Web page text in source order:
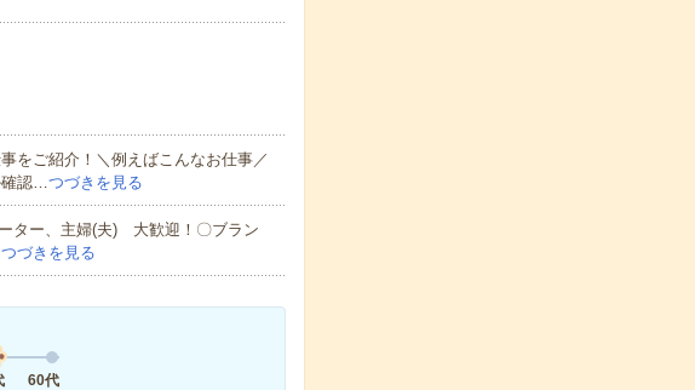
をご紹介！＼例えばこんなお仕事／
確認…つづきを見る
ター、主婦(夫) 大歓迎！〇ブラン
つづきを見る
60代